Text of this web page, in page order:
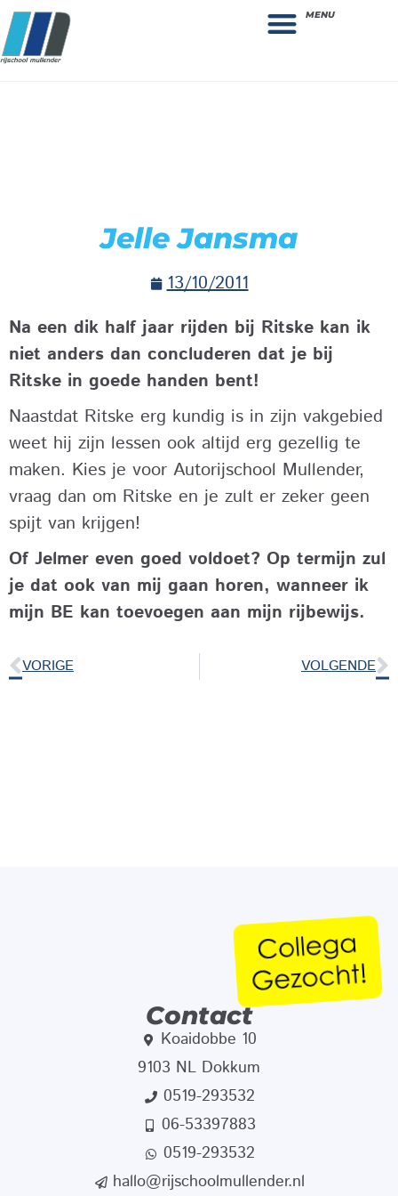
MENU
Jelle Jansma
13/10/2011
Na een dik half jaar rijden bij Ritske kan ik
niet anders dan concluderen dat je bij
Ritske in goede handen bent!
Naastdat Ritske erg kundig is in zijn vakgebied
weet hij zijn lessen ook altijd erg gezellig te
maken. Kies je voor Autorijschool Mullender,
vraag dan om Ritske en je zult er zeker geen
spijt van krijgen!
Of Jelmer even goed voldoet? Op termijn zul
je dat ook van mij gaan horen, wanneer ik
mijn BE kan toevoegen aan mijn rijbewijs.
VORIGE VOLGENDE
Contact
Koaidobbe 10
9103 NL Dokkum
0519-293532
06-53397883
0519-293532
hallo@rijschoolmullender.nl